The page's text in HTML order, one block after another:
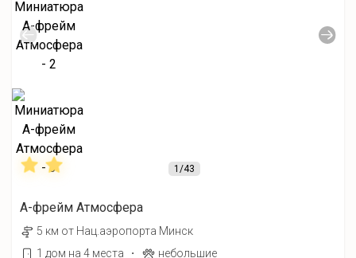
1/43
А-фрейм Атмосфера
5 км от Нац.аэропорта Минск
1 дом на 4 места
·
небольшие